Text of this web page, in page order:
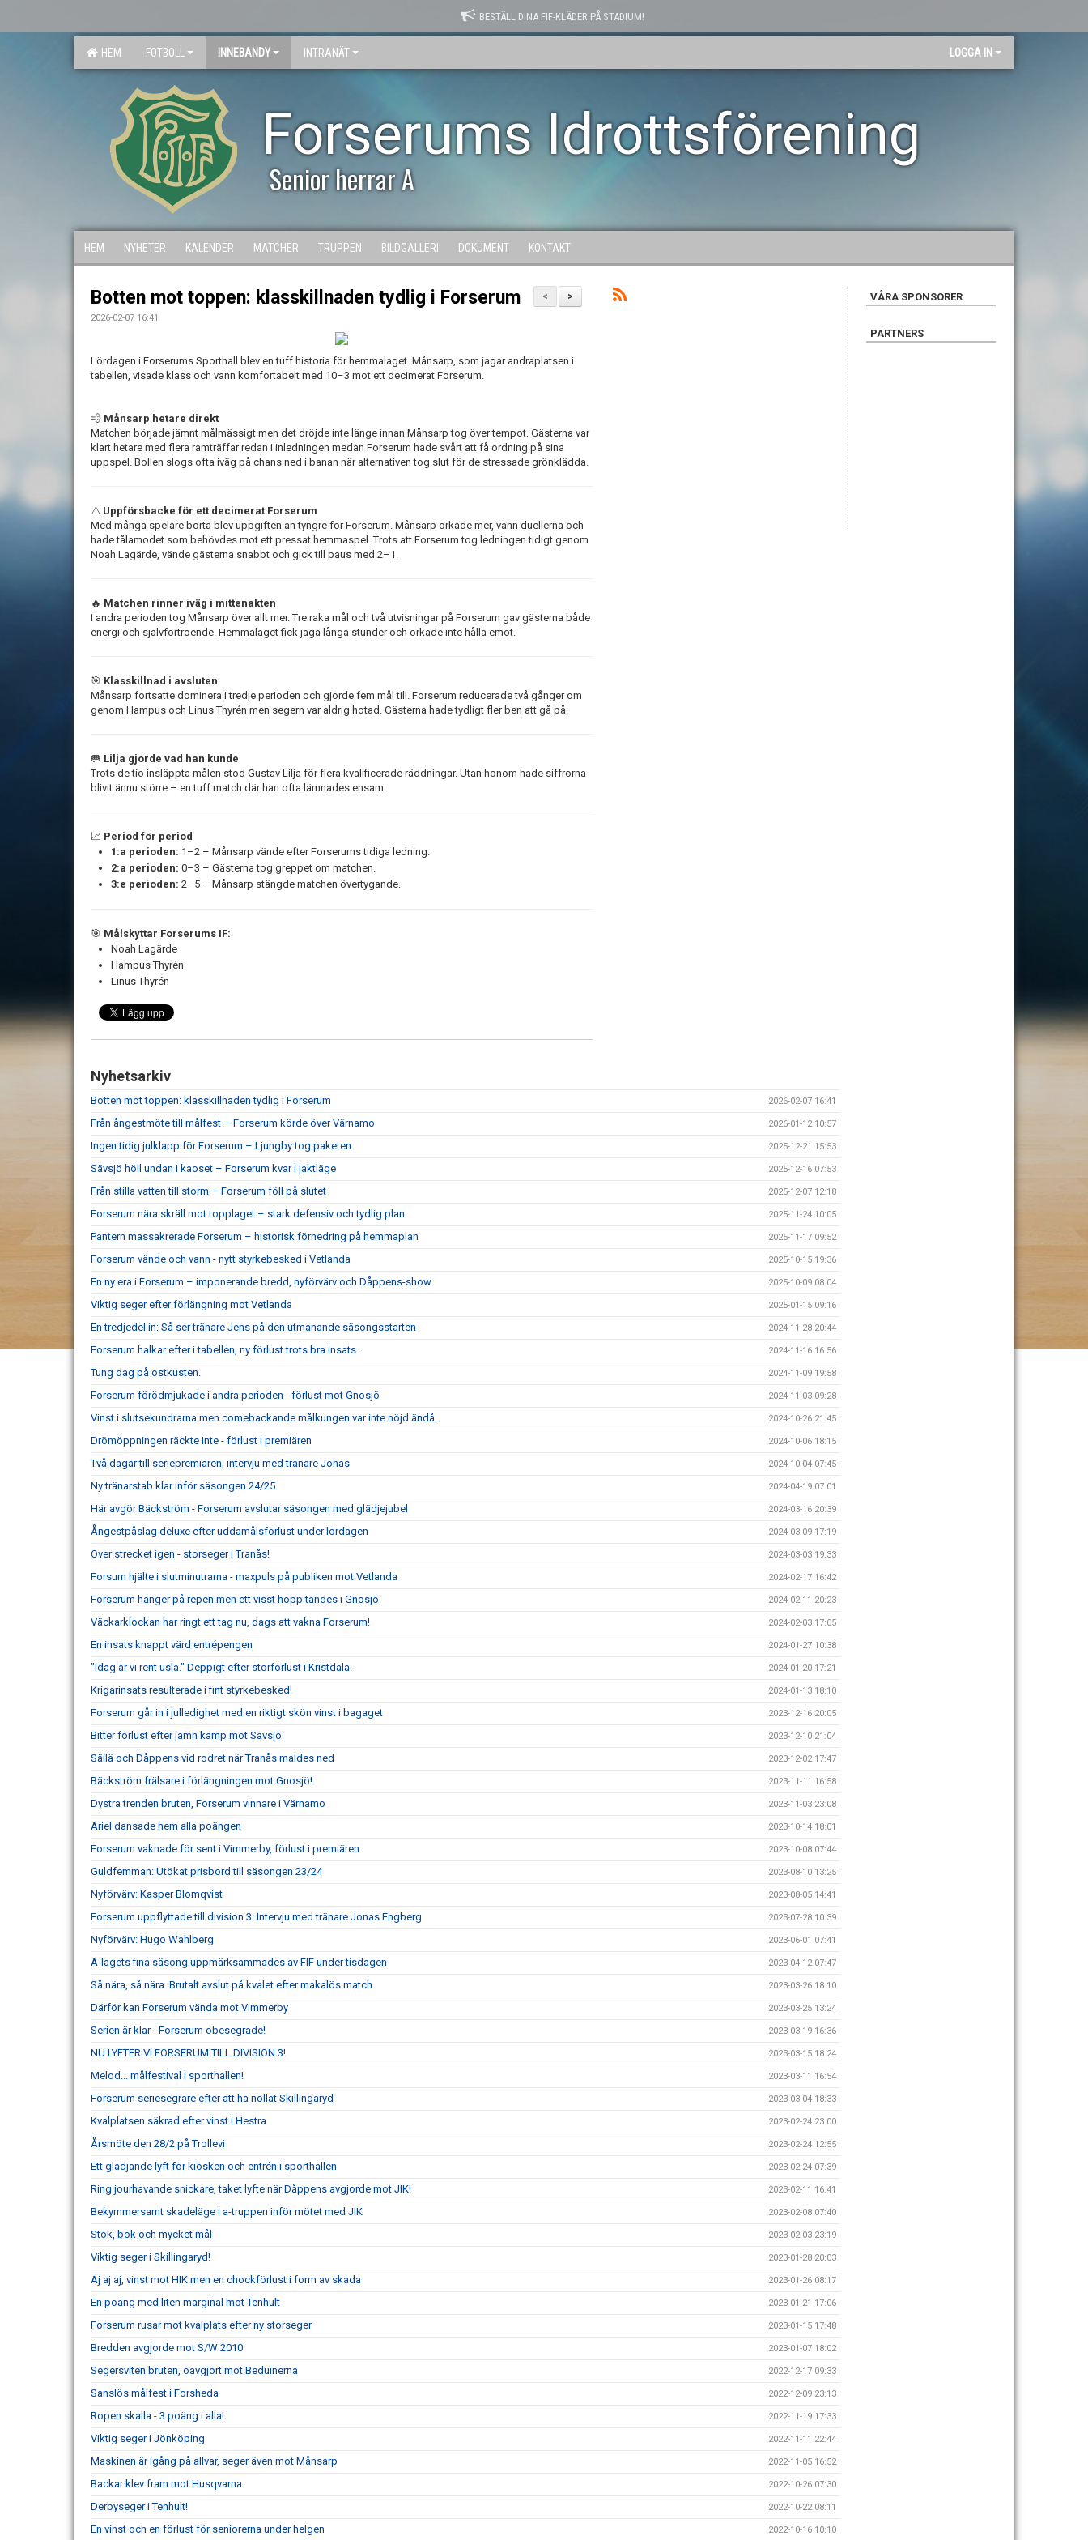
BESTÄLL DINA FIF-KLÄDER PÅ STADIUM!
HEM FOTBOLL INNEBANDY INTRANÄT LOGGA IN
Forserums Idrottsförening
Senior herrar A
HEM NYHETER KALENDER MATCHER TRUPPEN BILDGALLERI DOKUMENT KONTAKT
>
<
Botten mot toppen: klasskillnaden tydlig i Forserum
2026-02-07 16:41
Lördagen i Forserums Sporthall blev en tuff historia för hemmalaget. Månsarp, som jagar andraplatsen i
tabellen, visade klass och vann komfortabelt med 10–3 mot ett decimerat Forserum.
💨 Månsarp hetare direkt
Matchen började jämnt målmässigt men det dröjde inte länge innan Månsarp tog över tempot. Gästerna var
klart hetare med flera ramträffar redan i inledningen medan Forserum hade svårt att få ordning på sina
uppspel. Bollen slogs ofta iväg på chans ned i banan när alternativen tog slut för de stressade grönklädda.
⚠️ Uppförsbacke för ett decimerat Forserum
Med många spelare borta blev uppgiften än tyngre för Forserum. Månsarp orkade mer, vann duellerna och
hade tålamodet som behövdes mot ett pressat hemmaspel. Trots att Forserum tog ledningen tidigt genom
Noah Lagärde, vände gästerna snabbt och gick till paus med 2–1.
🔥 Matchen rinner iväg i mittenakten
I andra perioden tog Månsarp över allt mer. Tre raka mål och två utvisningar på Forserum gav gästerna både
energi och självförtroende. Hemmalaget fick jaga långa stunder och orkade inte hålla emot.
🎯 Klasskillnad i avsluten
Månsarp fortsatte dominera i tredje perioden och gjorde fem mål till. Forserum reducerade två gånger om
genom Hampus och Linus Thyrén men segern var aldrig hotad. Gästerna hade tydligt fler ben att gå på.
🥅 Lilja gjorde vad han kunde
Trots de tio insläppta målen stod Gustav Lilja för flera kvalificerade räddningar. Utan honom hade siffrorna
blivit ännu större – en tuff match där han ofta lämnades ensam.
📈 Period för period
1:a perioden: 1–2 – Månsarp vände efter Forserums tidiga ledning.
2:a perioden: 0–3 – Gästerna tog greppet om matchen.
3:e perioden: 2–5 – Månsarp stängde matchen övertygande.
🎯 Målskyttar Forserums IF:
Noah Lagärde
Hampus Thyrén
Linus Thyrén
Nyhetsarkiv
Botten mot toppen: klasskillnaden tydlig i Forserum 2026-02-07 16:41
Från ångestmöte till målfest – Forserum körde över Värnamo 2026-01-12 10:57
Ingen tidig julklapp för Forserum – Ljungby tog paketen 2025-12-21 15:53
Sävsjö höll undan i kaoset – Forserum kvar i jaktläge 2025-12-16 07:53
Från stilla vatten till storm – Forserum föll på slutet 2025-12-07 12:18
Forserum nära skräll mot topplaget – stark defensiv och tydlig plan 2025-11-24 10:05
Pantern massakrerade Forserum – historisk förnedring på hemmaplan 2025-11-17 09:52
Forserum vände och vann - nytt styrkebesked i Vetlanda 2025-10-15 19:36
En ny era i Forserum – imponerande bredd, nyförvärv och Dåppens-show 2025-10-09 08:04
Viktig seger efter förlängning mot Vetlanda 2025-01-15 09:16
En tredjedel in: Så ser tränare Jens på den utmanande säsongsstarten 2024-11-28 20:44
Forserum halkar efter i tabellen, ny förlust trots bra insats. 2024-11-16 16:56
Tung dag på ostkusten. 2024-11-09 19:58
Forserum förödmjukade i andra perioden - förlust mot Gnosjö 2024-11-03 09:28
Vinst i slutsekundrarna men comebackande målkungen var inte nöjd ändå. 2024-10-26 21:45
Drömöppningen räckte inte - förlust i premiären 2024-10-06 18:15
Två dagar till seriepremiären, intervju med tränare Jonas 2024-10-04 07:45
Ny tränarstab klar inför säsongen 24/25 2024-04-19 07:01
Här avgör Bäckström - Forserum avslutar säsongen med glädjejubel 2024-03-16 20:39
Ångestpåslag deluxe efter uddamålsförlust under lördagen 2024-03-09 17:19
Över strecket igen - storseger i Tranås! 2024-03-03 19:33
Forsum hjälte i slutminutrarna - maxpuls på publiken mot Vetlanda 2024-02-17 16:42
Forserum hänger på repen men ett visst hopp tändes i Gnosjö 2024-02-11 20:23
Väckarklockan har ringt ett tag nu, dags att vakna Forserum! 2024-02-03 17:05
En insats knappt värd entrépengen 2024-01-27 10:38
"Idag är vi rent usla." Deppigt efter storförlust i Kristdala. 2024-01-20 17:21
Krigarinsats resulterade i fint styrkebesked! 2024-01-13 18:10
Forserum går in i julledighet med en riktigt skön vinst i bagaget 2023-12-16 20:05
Bitter förlust efter jämn kamp mot Sävsjö 2023-12-10 21:04
Säilä och Dåppens vid rodret när Tranås maldes ned 2023-12-02 17:47
Bäckström frälsare i förlängningen mot Gnosjö! 2023-11-11 16:58
Dystra trenden bruten, Forserum vinnare i Värnamo 2023-11-03 23:08
Ariel dansade hem alla poängen 2023-10-14 18:01
Forserum vaknade för sent i Vimmerby, förlust i premiären 2023-10-08 07:44
Guldfemman: Utökat prisbord till säsongen 23/24 2023-08-10 13:25
Nyförvärv: Kasper Blomqvist 2023-08-05 14:41
Forserum uppflyttade till division 3: Intervju med tränare Jonas Engberg 2023-07-28 10:39
Nyförvärv: Hugo Wahlberg 2023-06-01 07:41
A-lagets fina säsong uppmärksammades av FIF under tisdagen 2023-04-12 07:47
Så nära, så nära. Brutalt avslut på kvalet efter makalös match. 2023-03-26 18:10
Därför kan Forserum vända mot Vimmerby 2023-03-25 13:24
Serien är klar - Forserum obesegrade! 2023-03-19 16:36
NU LYFTER VI FORSERUM TILL DIVISION 3! 2023-03-15 18:24
Melod... målfestival i sporthallen! 2023-03-11 16:54
Forserum seriesegrare efter att ha nollat Skillingaryd 2023-03-04 18:33
Kvalplatsen säkrad efter vinst i Hestra 2023-02-24 23:00
Årsmöte den 28/2 på Trollevi 2023-02-24 12:55
Ett glädjande lyft för kiosken och entrén i sporthallen 2023-02-24 07:39
Ring jourhavande snickare, taket lyfte när Dåppens avgjorde mot JIK! 2023-02-11 16:41
Bekymmersamt skadeläge i a-truppen inför mötet med JIK 2023-02-08 07:40
Stök, bök och mycket mål 2023-02-03 23:19
Viktig seger i Skillingaryd! 2023-01-28 20:03
Aj aj aj, vinst mot HIK men en chockförlust i form av skada 2023-01-26 08:17
En poäng med liten marginal mot Tenhult 2023-01-21 17:06
Forserum rusar mot kvalplats efter ny storseger 2023-01-15 17:48
Bredden avgjorde mot S/W 2010 2023-01-07 18:02
Segersviten bruten, oavgjort mot Beduinerna 2022-12-17 09:33
Sanslös målfest i Forsheda 2022-12-09 23:13
Ropen skalla - 3 poäng i alla! 2022-11-19 17:33
Viktig seger i Jönköping 2022-11-11 22:44
Maskinen är igång på allvar, seger även mot Månsarp 2022-11-05 16:52
Backar klev fram mot Husqvarna 2022-10-26 07:30
Derbyseger i Tenhult! 2022-10-22 08:11
En vinst och en förlust för seniorerna under helgen 2022-10-16 10:10
VÅRA SPONSORER
PARTNERS